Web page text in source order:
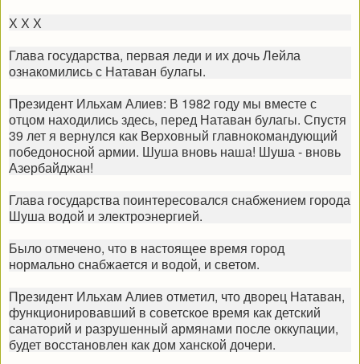
Х Х Х
Глава государства, первая леди и их дочь Лейла
ознакомились с Натаван булагы.
Президент Ильхам Алиев: В 1982 году мы вместе с
отцом находились здесь, перед Натаван булагы. Спустя
39 лет я вернулся как Верховный главнокомандующий
победоносной армии. Шуша вновь наша! Шуша - вновь
Азербайджан!
Глава государства поинтересовался снабжением города
Шуша водой и электроэнергией.
Было отмечено, что в настоящее время город
нормально снабжается и водой, и светом.
Президент Ильхам Алиев отметил, что дворец Натаван,
функционировавший в советское время как детский
санаторий и разрушенный армянами после оккупации,
будет восстановлен как дом ханской дочери.